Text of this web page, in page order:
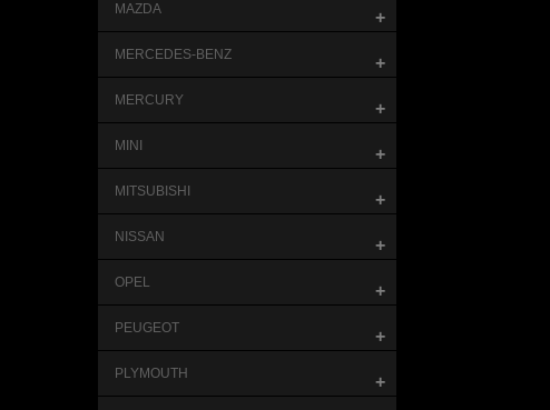
MAZDA +
MERCEDES-BENZ +
MERCURY +
MINI +
MITSUBISHI +
NISSAN +
OPEL +
PEUGEOT +
PLYMOUTH +